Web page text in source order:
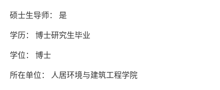
硕士生导师： 是
学历： 博士研究生毕业
学位： 博士
所在单位： 人居环境与建筑工程学院